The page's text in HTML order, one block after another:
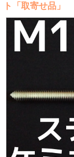
ト「取寄せ品」